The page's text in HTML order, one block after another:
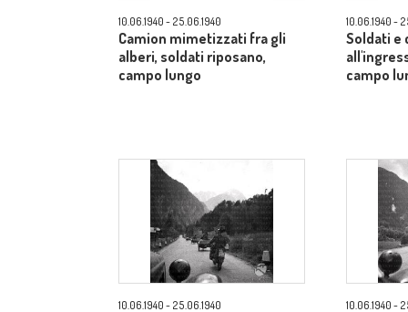
10.06.1940 - 25.06.1940
Camion mimetizzati fra gli
alberi, soldati riposano,
campo lungo
10.06.1940 -
Soldati e
campo
10.06.1940 - 25.06.1940 10.06.1940 -